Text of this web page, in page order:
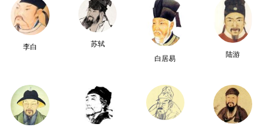
李白
苏轼
白居易
陆游